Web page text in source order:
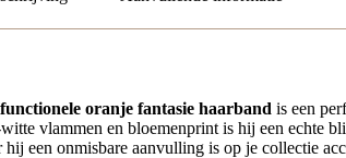
oranje fantasie haarband is een
vlammen en bloemenprint is hij een echte
hij een onmisbare aanvulling is op je collectie